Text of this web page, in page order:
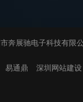
奔展驰电子科技有
易通鼎 深圳网站建设